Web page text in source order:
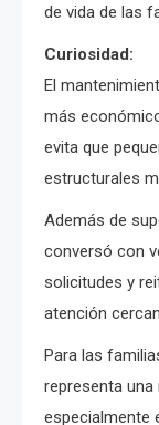
de vida de las
Curiosidad:
El
más
evita que
estructurales
Además de
conversó con
solicitudes y
atención
Para las
representa una
especialmente